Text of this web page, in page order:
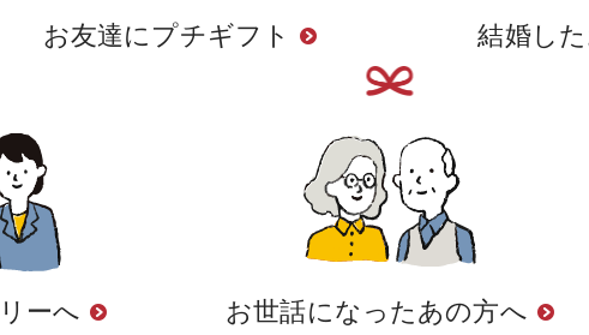
お友達にプチギフト 結婚し
ーへ お世話になったあの方へ